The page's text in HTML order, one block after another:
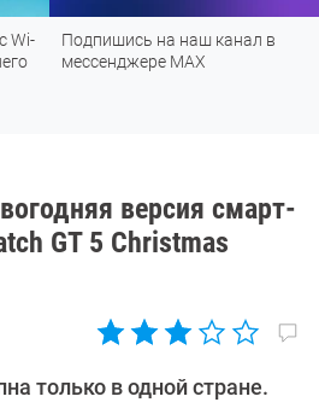
Wi-
Подпишись на наш канал в
мессенджере МАХ
версия смарт-
GT 5 Christmas
только в одной стране.